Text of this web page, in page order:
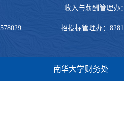
收入与薪酬管理办：
8578029 招投标管理办：
南华大学财务处